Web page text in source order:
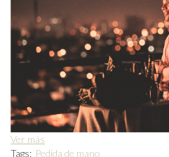
Ver más
Tags: Pedida de mano